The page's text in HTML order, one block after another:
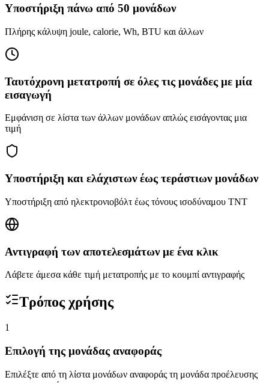
Υποστήριξη πάνω από 50 μονάδων
Πλήρης κάλυψη joule, calorie, Wh, BTU και άλλων
Ταυτόχρονη μετατροπή σε όλες τις μονάδες με μία
εισαγωγή
Εμφάνιση σε λίστα των άλλων μονάδων απλώς εισάγοντας μια
τιμή
Υποστήριξη και ελάχιστων έως τεράστιων μονάδων
Υποστήριξη από ηλεκτρονιοβόλτ έως τόνους ισοδύναμου TNT
Αντιγραφή των αποτελεσμάτων με ένα κλικ
Λάβετε άμεσα κάθε τιμή μετατροπής με το κουμπί αντιγραφής
Τρόπος χρήσης
1
Επιλογή της μονάδας αναφοράς
Επιλέξτε από τη λίστα μονάδων αναφοράς τη μονάδα προέλευσης